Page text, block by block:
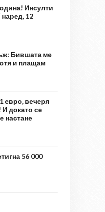
Инсулти
наред, 12
Бившата ме
и плащам
евро, вечеря
И докато се
настане
56 000